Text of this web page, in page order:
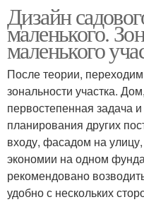
Дизайн
маленького.
маленького
После теории,
зональности участка.
первостепенная задача
планирования других
входу, фасадом на
экономии на одном
рекомендовано
удобно с нескольких